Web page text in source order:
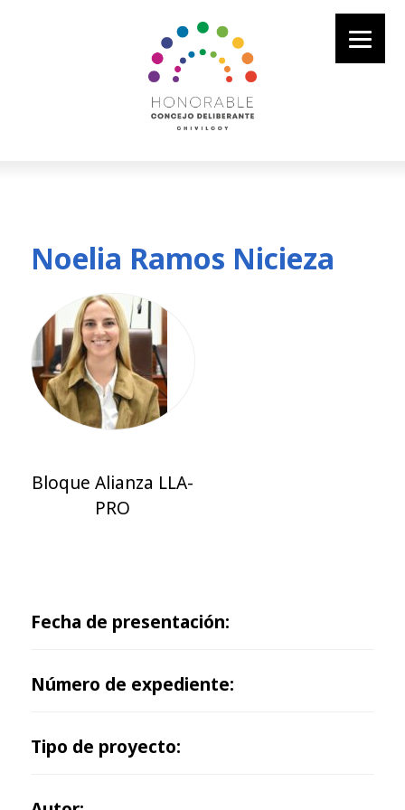
Noelia Ramos Nicieza
Bloque Alianza LLA-
PRO
Fecha de presentación:
Número de expediente:
Tipo de proyecto: